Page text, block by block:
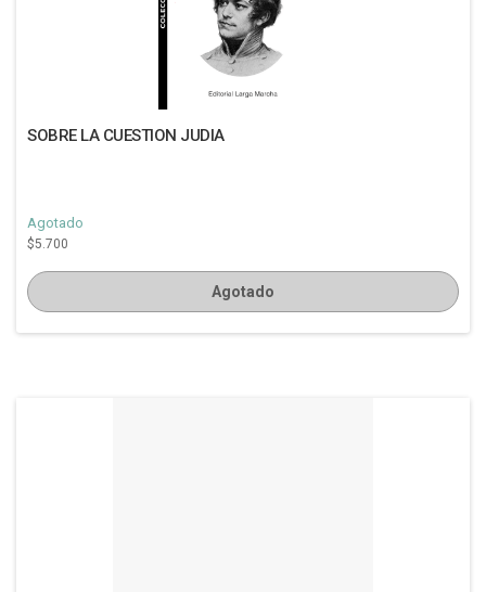
SOBRE LA CUESTION JUDIA
Agotado
$5.700
Agotado